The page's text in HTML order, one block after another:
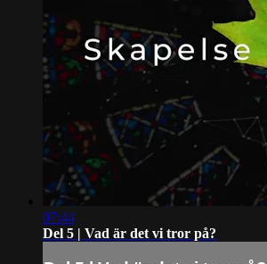
07:44
Del 5 | Vad är det vi tror på?